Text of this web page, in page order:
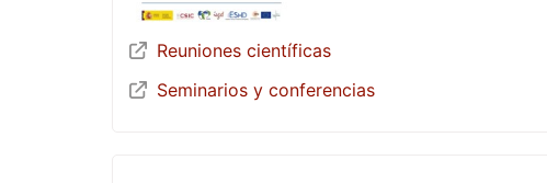
Reuniones científicas
Seminarios y conferencias